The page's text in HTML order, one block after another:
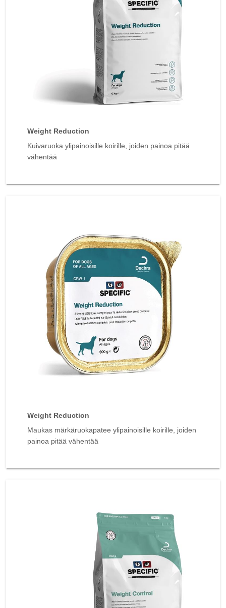
Weight Reduction
Kuivaruoka ylipainoisille koirille, joiden painoa pitää
vähentää
Weight Reduction
Maukas märkäruokapatee ylipainoisille koirille, joiden
painoa pitää vähentää